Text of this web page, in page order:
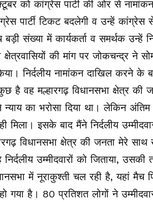
को कांग्रेस पार्टी की ओर से
पार्टी टिकट बदलेगी व उन्हें
संख्या में कार्यकर्ता व समर्थक उन्हें
की मांग पर जोकचन्द्र ने
निर्दलीय नामांकन दाखिल करने के
वह मल्हारगढ़ विधानसभा क्षेत्र की
का भरोसा दिया था। लेकिन
मिला। इसके बाद मैंने निर्दलीय
विधानसभा क्षेत्र की जनता मेरे
उम्मीदवारों को जिताया, उसकी
में नूराकुश्ती चल रही है, यहां मैच
गया है। 80 प्रतिशत लोगों ने